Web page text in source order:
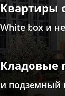
Квартиры
White box и
Кладовые
и подземный